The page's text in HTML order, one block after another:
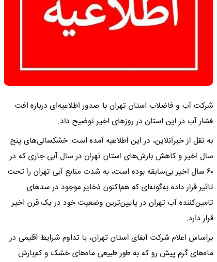
شرکت آب و فاضلاب استان تهران با صدور اطلاعیه‌ای درباره افت
فشار آب در این استان در روزهای اخیر توضیح داد.
به نقل از خبرآنلاین، در این اطلاعیه آمده است: خشکسالی‌های پنج
سال اخیر و کاهش بارش‌های استان تهران در سال آبی جاری که در
۶۰ سال اخیر بی‌سابقه بوده است، به شدت منابع آبی تهران را تحت
تاثیر قرار داده به‌گونه‌ای که هم‌اکنون ذخایر موجود در سد‌های
تامین‌کننده آب تهران در پایین‌ترین وضعیت خود در یک قرن اخیر
قرار دارد.
براساس اعلام شرکت آبفای استان تهران، با تداوم شرایط اقلیمی در
ماه‌های گرم پیش رو که به طور طبیعی ماه‌های خشک و کم‌بارش